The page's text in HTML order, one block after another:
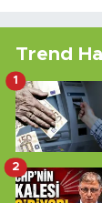
Trend
1
2